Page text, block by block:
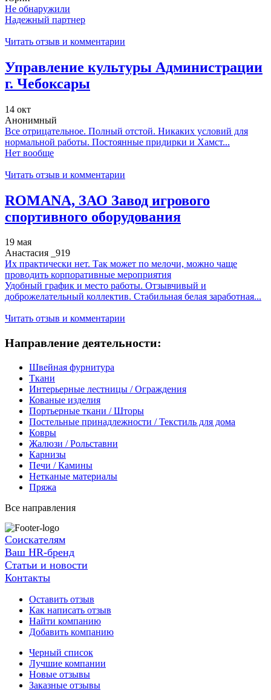
Не обнаружили
Надежный партнер
Читать отзыв и комментарии
Управление культуры Администрации
г. Чебоксары
14 окт
Анонимный
Все отрицательное. Полный отстой. Никаких условий для
нормальной работы. Постоянные придирки и Хамст...
Нет вообще
Читать отзыв и комментарии
ROMANA, ЗАО Завод игрового
спортивного оборудования
19 мая
Анастасия _919
Их практически нет. Так может по мелочи, можно чаще
проводить корпоративные мероприятия
Удобный график и место работы. Отзывчивый и
доброжелательный коллектив. Стабильная белая заработная...
Читать отзыв и комментарии
Направление деятельности:
Швейная фурнитура
Ткани
Интерьерные лестницы / Ограждения
Кованые изделия
Портьерные ткани / Шторы
Постельные принадлежности / Текстиль для дома
Ковры
Жалюзи / Рольставни
Карнизы
Печи / Камины
Нетканые материалы
Пряжа
Все направления
Соискателям
Ваш HR-бренд
Статьи и новости
Контакты
Оставить отзыв
Как написать отзыв
Найти компанию
Добавить компанию
Черный список
Лучшие компании
Новые отзывы
Заказные отзывы